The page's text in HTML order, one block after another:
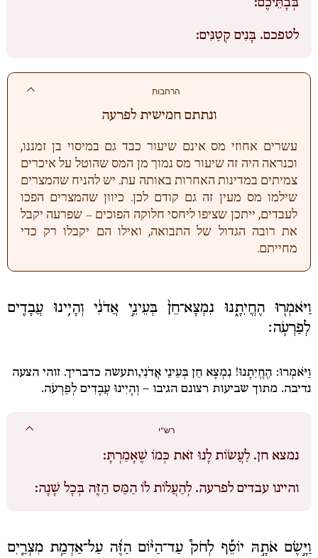
בְּבָתֵּיכֶם:
לטפכם. בָּנִים קְטַנִּים:
הרחבות
ונתתם חמישית לפרעה
עשרים אחוזי מס אינם שיעור כבד גם במיסוי בן זמננו,
וכנראה היה זה שיעור מס נמוך מן המס שהוטל על איכרים
צמיתים במדינות האחרות באותה עת. יש להניח שהמצרים
שילמו מס מעין זה גם קודם לכן. כיוון שהמצרים הפכו
לעבדים, ייתכן שציפו ליחסי חלוקה הפוכים – שפרעה יקבל
את רובה הגדול של התבואה, ואילו הם יקבלו רק כדי
מחייתם.
וַיֹּאמְר֖וּ הֶחֱיִתָ֑נוּ נִמְצָא־חֵן֙ בְּעֵינֵ֣י אֲדֹנִ֔י וְהָיִ֥ינוּ עֲבָדִ֖ים
לְפַרְעֹֽה׃
וַיֹּאמְרוּ: הֶחֱיִתָנוּ! נִמְצָא חֵן בְּעֵינֵי אֲדֹנִי,ותעשה כדבריך. זוהי הצעה
נדיבה. מתוך שביעות רצונם הגיבו – וְהָיִינוּ עֲבָדִים לְפַרְעֹה.
רש"י
נמצא חן. לַעֲשׂוֹת לָנוּ זֹאת כְּמוֹ שֶׁאָמַרְתָּ:
והיינו עבדים לפרעה. לְהַעֲלוֹת לוֹ הַמַּס הַזֶּה בְּכָל שָׁנָה:
וַיָּ֣שֶׂם אֹתָ֣הּ יוֹסֵ֡ף לְחֹק֩ עַד־הַיּ֨וֹם הַזֶּ֜ה עַל־אַדְמַ֥ת מִצְרַ֛יִם